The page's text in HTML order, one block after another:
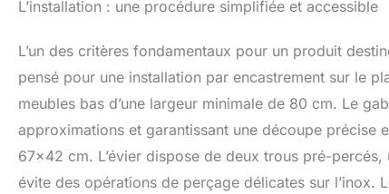
L’installation : une procédure simplifiée et accessible
L’un des critères fondamentaux pour un produit
pensé pour une installation par encastrement sur le
meubles bas d’une largeur minimale de 80 cm. Le
approximations et garantissant une découpe précise
67×42 cm. L’évier dispose de deux trous pré-
évite des opérations de perçage délicates sur l’inox.